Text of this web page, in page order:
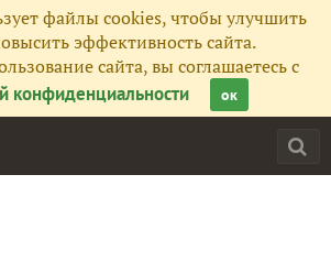
файлы cookies, чтобы улучшить
эффективность сайта.
сайта, вы соглашаетесь с
конфиденциальности
ок